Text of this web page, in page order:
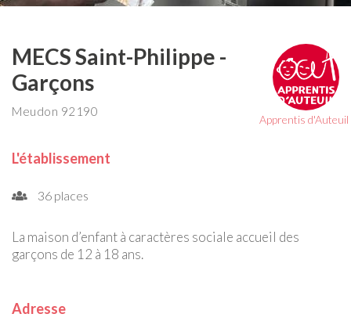
Apprentis d'Auteuil
MECS Saint-Philippe -
Garçons
Meudon 92190
L'établissement
36 places
La maison d’enfant à caractères sociale accueil des
garçons de 12 à 18 ans.
Adresse